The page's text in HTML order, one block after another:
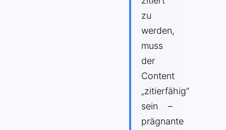
zu
werden,
muss
der
Content
„zitierfähig“
sein –
prägnante